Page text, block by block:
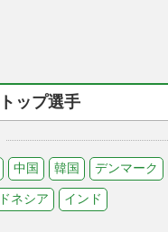
トップ選手
中国 韓国 デンマーク
ネシア インド